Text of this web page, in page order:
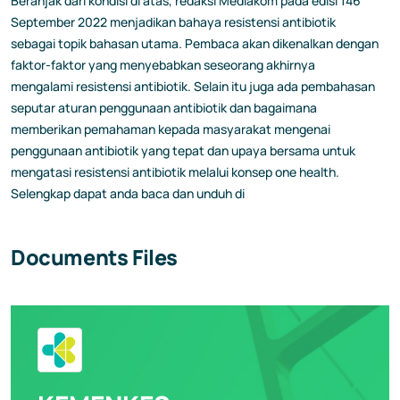
September 2022 menjadikan bahaya resistensi antibiotik
sebagai topik bahasan utama. Pembaca akan dikenalkan dengan
faktor-faktor yang menyebabkan seseorang akhirnya
mengalami resistensi antibiotik. Selain itu juga ada pembahasan
seputar aturan penggunaan antibiotik dan bagaimana
memberikan pemahaman kepada masyarakat mengenai
penggunaan antibiotik yang tepat dan upaya bersama untuk
mengatasi resistensi antibiotik melalui konsep one health.
Selengkap dapat anda baca dan unduh di
Documents Files